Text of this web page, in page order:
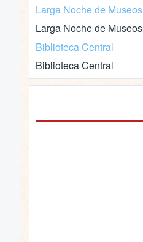
Larga Noche de Museos
Larga Noche de Museos
Biblioteca Central
Biblioteca Central